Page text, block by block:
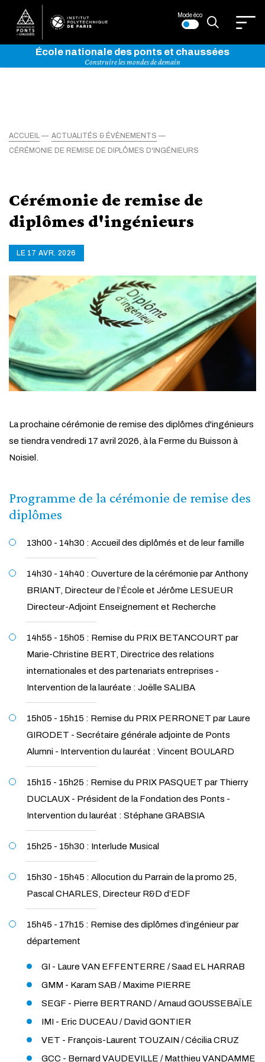
Mode éco
École nationale des ponts et chaussées
Construire les mondes de demain
ACCUEIL
ACTUALITÉS & ÉVÈNEMENTS
CÉRÉMONIE DE REMISE DE DIPLÔMES D'INGÉNIEURS
Cérémonie de remise de
diplômes d'ingénieurs
LE 17 AVR. 2026
La prochaine cérémonie de remise des diplômes d'ingénieurs
se tiendra vendredi 17 avril 2026, à la Ferme du Buisson à
Noisiel.
Programme de la cérémonie de remise des
diplômes
13h00 - 14h30 : Accueil des diplômés et de leur famille
14h30 - 14h40 : Ouverture de la cérémonie par Anthony
BRIANT, Directeur de l’École et Jérôme LESUEUR
Directeur-Adjoint Enseignement et Recherche
14h55 - 15h05 : Remise du PRIX BETANCOURT par
Marie-Christine BERT, Directrice des relations
internationales et des partenariats entreprises -
Intervention de la lauréate : Joëlle SALIBA
15h05 - 15h15 : Remise du PRIX PERRONET par Laure
GIRODET - Secrétaire générale adjointe de Ponts
Alumni - Intervention du lauréat : Vincent BOULARD
15h15 - 15h25 : Remise du PRIX PASQUET par Thierry
DUCLAUX - Président de la Fondation des Ponts -
Intervention du lauréat : Stéphane GRABSIA
15h25 - 15h30 : Interlude Musical
15h30 - 15h45 : Allocution du Parrain de la promo 25,
Pascal CHARLES, Directeur R&D d’EDF
15h45 - 17h15 : Remise des diplômes d’ingénieur par
département
GI - Laure VAN EFFENTERRE / Saad EL HARRAB
GMM - Karam SAB / Maxime PIERRE
SEGF - Pierre BERTRAND / Arnaud GOUSSEBAÏLE
IMI - Eric DUCEAU / David GONTIER
VET - François-Laurent TOUZAIN / Cécilia CRUZ
GCC - Bernard VAUDEVILLE / Matthieu VANDAMME